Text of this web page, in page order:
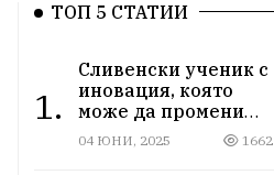
ТОП 5 СТАТИИ
1.
Сливенски ученик с
иновация, която
може да промени
света!
04 ЮНИ, 2025 1662